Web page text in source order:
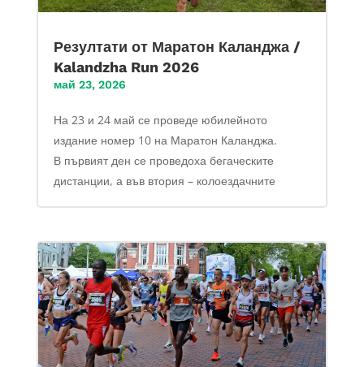
Резултати от Маратон Каланджа /
Kalandzha Run 2026
май 23, 2026
На 23 и 24 май се проведе юбилейното
издание номер 10 на Маратон Каланджа.
В първият ден се проведоха бегаческите
дистанции, а във втория – колоездачните